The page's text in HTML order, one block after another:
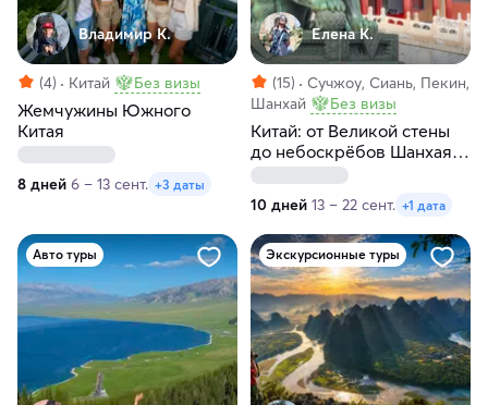
Владимир К.
(4) Китай Без визы
Жемчужины Южного
Китая
8 дней 6 – 13 сент. +3 даты
Елена К.
(15)
Сучжоу, Сиань, Пекин,
Шанхай
Без визы
Китай: от Великой стены
до небоскрёбов Шанхая и
гора Хуашань
10 дней 13 – 22 сент. +1 дата
Авто туры Экскурсионные туры